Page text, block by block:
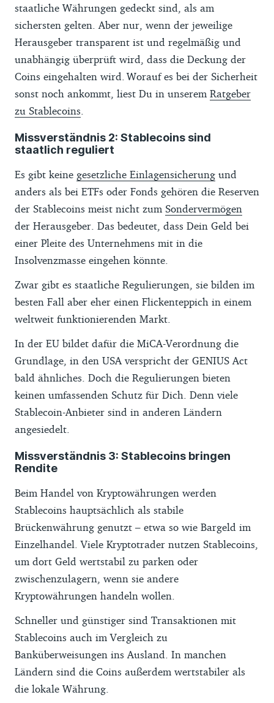
staatliche Währungen gedeckt sind, als am
sichersten gelten. Aber nur, wenn der jeweilige
Herausgeber transparent ist und regelmäßig und
unabhängig überprüft wird, dass die Deckung der
Coins eingehalten wird. Worauf es bei der Sicherheit
sonst noch ankommt, liest Du in unserem Ratgeber
zu Stablecoins
Missverständnis 2: Stablecoins sind
staatlich reguliert
Es gibt keine gesetzliche Einlagensicherung und
anders als bei ETFs oder Fonds gehören die Reserven
der Stablecoins meist nicht zum Sondervermögen
der Herausgeber. Das bedeutet, dass Dein Geld bei
einer Pleite des Unternehmens mit in die
Insolvenzmasse eingehen könnte.
Zwar gibt es staatliche Regulierungen, sie bilden im
besten Fall aber eher einen Flickenteppich in einem
weltweit funktionierenden Markt.
In der EU bildet dafür die MiCA-Verordnung die
Grundlage, in den USA verspricht der GENIUS Act
bald ähnliches. Doch die Regulierungen bieten
keinen umfassenden Schutz für Dich. Denn viele
Stablecoin-Anbieter sind in anderen Ländern
angesiedelt.
Missverständnis 3: Stablecoins bringen
Rendite
Beim Handel von Kryptowährungen werden
Stablecoins hauptsächlich als stabile
Brückenwährung genutzt – etwa so wie Bargeld im
Einzelhandel. Viele Kryptotrader nutzen Stablecoins,
um dort Geld wertstabil zu parken oder
zwischenzulagern, wenn sie andere
Kryptowährungen handeln wollen.
Schneller und günstiger sind Transaktionen mit
Stablecoins auch im Vergleich zu
Banküberweisungen ins Ausland. In manchen
Ländern sind die Coins außerdem wertstabiler als
die lokale Währung.